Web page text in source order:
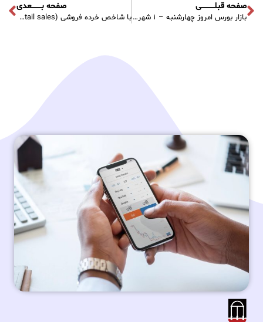
صفحه قبلـــــــــــی
بازار بورس امروز چهارشنبه – ۱ شهریور ۱۴۰۲
صفحه بــــــــعدی
با شاخص خرده فروشی (retail sales) آشنا شوید